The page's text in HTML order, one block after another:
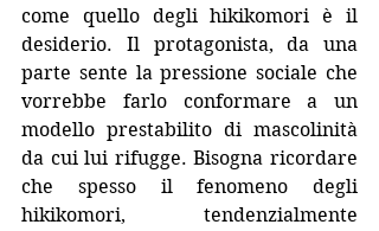
come quello degli hikikomori è il
desiderio. Il protagonista, da una
parte sente la pressione sociale che
vorrebbe farlo conformare a un
modello prestabilito di mascolinità
da cui lui rifugge. Bisogna ricordare
che spesso il fenomeno degli
hikikomori, tendenzialmente